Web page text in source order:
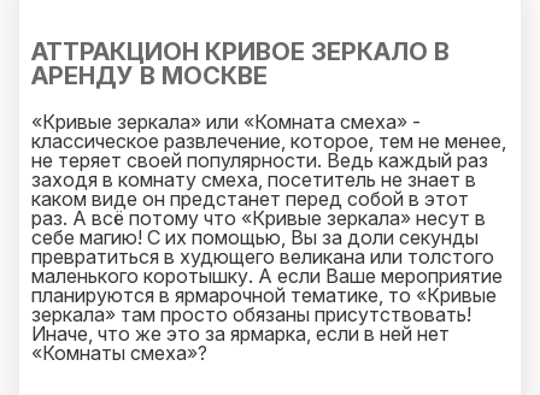
АТТРАКЦИОН КРИВОЕ ЗЕРКАЛО В
АРЕНДУ В МОСКВЕ
«Кривые зеркала» или «Комната смеха» -
классическое развлечение, которое, тем не менее,
не теряет своей популярности. Ведь каждый раз
заходя в комнату смеха, посетитель не знает в
каком виде он предстанет перед собой в этот
раз. А всё потому что «Кривые зеркала» несут в
себе магию! С их помощью, Вы за доли секунды
превратиться в худющего великана или толстого
маленького коротышку. А если Ваше мероприятие
планируются в ярмарочной тематике, то «Кривые
зеркала» там просто обязаны присутствовать!
Иначе, что же это за ярмарка, если в ней нет
«Комнаты смеха»?